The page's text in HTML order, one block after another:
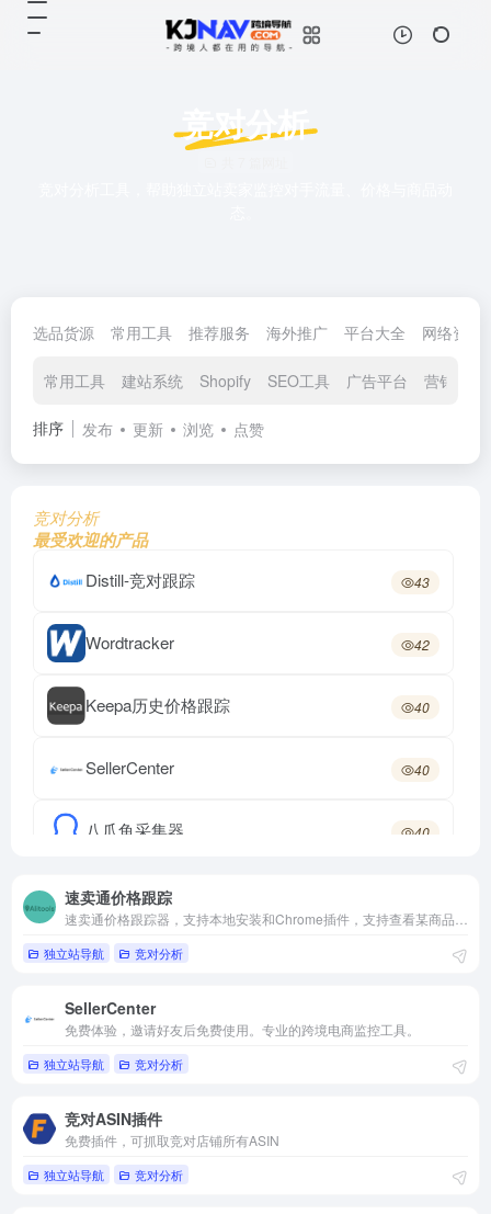
竞对分析
选品货源 常用工具 推荐服务 海外推广 平台大全 网络资源
常用工具 建站系统 Shopify SEO工具 广告平台 营销推广
排序 发布 更新 浏览 点赞
竞对分析
最受欢迎的产品
Distill-竞对跟踪 43
Wordtracker 42
Keepa历史价格跟踪 40
SellerCenter 40
八爪鱼采集器 40
速卖通价格跟踪
速卖通价格跟踪
独立站导航 竞对分析
SellerCenter
免费体验，邀请好友后免费使用。专业的跨境电商监控工具。
独立站导航 竞对分析
竞对ASIN插件
免费插件，可抓取竞对店铺所有ASIN
独立站导航 竞对分析